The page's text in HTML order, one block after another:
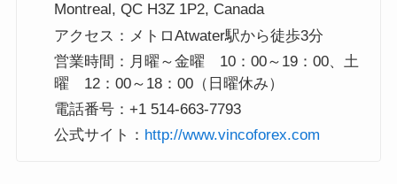
Montreal, QC H3Z 1P2, Canada
アクセス：メトロAtwater駅から徒歩3分
営業時間：月曜～金曜 10：00～19：00、土
曜 12：00～18：00（日曜休み）
電話番号：+1 514-663-7793
公式サイト： http://www.vincoforex.com